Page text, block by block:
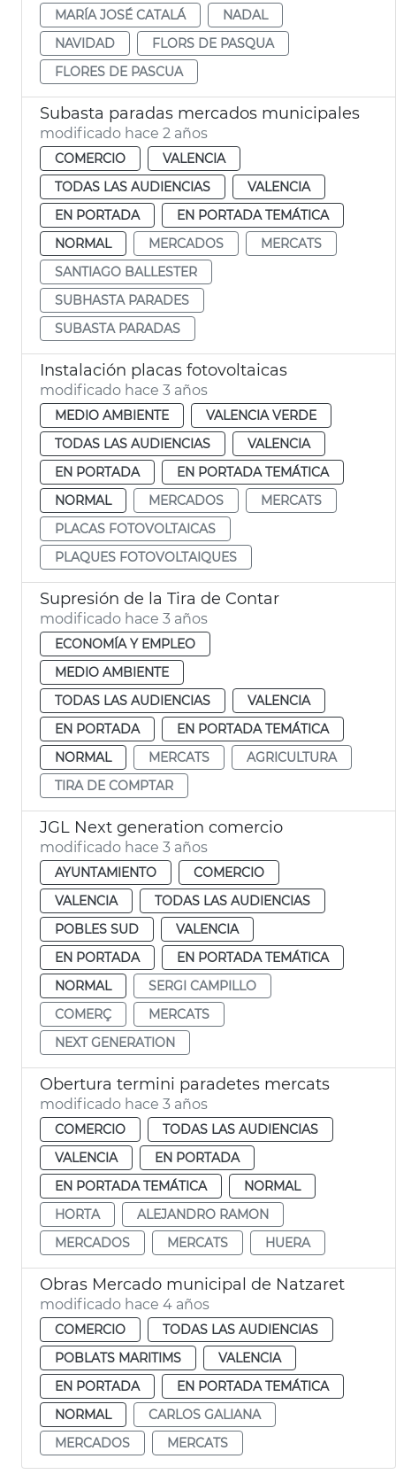
MARÍA JOSÉ CATALÁ
NADAL
NAVIDAD
FLORS DE PASQUA
FLORES DE PASCUA
Subasta paradas mercados municipales
modificado hace 2 años
COMERCIO
VALENCIA
TODAS LAS AUDIENCIAS
VALENCIA
EN PORTADA
EN PORTADA TEMÁTICA
NORMAL
MERCADOS
MERCATS
SANTIAGO BALLESTER
SUBHASTA PARADES
SUBASTA PARADAS
Instalación placas fotovoltaicas
modificado hace 3 años
MEDIO AMBIENTE
VALENCIA VERDE
TODAS LAS AUDIENCIAS
VALENCIA
EN PORTADA
EN PORTADA TEMÁTICA
NORMAL
MERCADOS
MERCATS
PLACAS FOTOVOLTAICAS
PLAQUES FOTOVOLTAIQUES
Supresión de la Tira de Contar
modificado hace 3 años
ECONOMÍA Y EMPLEO
MEDIO AMBIENTE
TODAS LAS AUDIENCIAS
VALENCIA
EN PORTADA
EN PORTADA TEMÁTICA
NORMAL
MERCATS
AGRICULTURA
TIRA DE COMPTAR
JGL Next generation comercio
modificado hace 3 años
AYUNTAMIENTO
COMERCIO
VALENCIA
TODAS LAS AUDIENCIAS
POBLES SUD
VALENCIA
EN PORTADA
EN PORTADA TEMÁTICA
NORMAL
SERGI CAMPILLO
COMERÇ
MERCATS
NEXT GENERATION
Obertura termini paradetes mercats
modificado hace 3 años
COMERCIO
TODAS LAS AUDIENCIAS
VALENCIA
EN PORTADA
EN PORTADA TEMÁTICA
NORMAL
HORTA
ALEJANDRO RAMON
MERCADOS
MERCATS HUERA
Obras Mercado municipal de Natzaret
modificado hace 4 años
COMERCIO
TODAS LAS AUDIENCIAS
POBLATS MARITIMS
VALENCIA
EN PORTADA
EN PORTADA TEMÁTICA
NORMAL
CARLOS GALIANA
MERCADOS
MERCATS